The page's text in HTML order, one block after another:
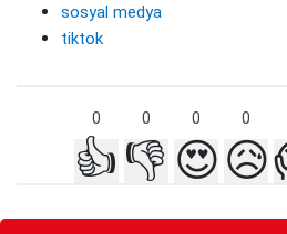
sosyal medya
tiktok
0 0 0 0
👍 👎 😍😥